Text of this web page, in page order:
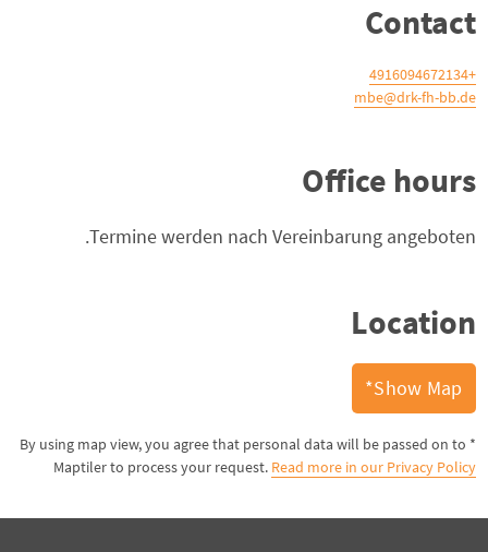
Contact
+4916094672134
mbe@drk-fh-bb.de
Office hours
Termine werden nach Vereinbarung angeboten.
Location
Show Map*
* By using map view, you agree that personal data will be passed on to
Maptiler to process your request. Read more in our Privacy Policy